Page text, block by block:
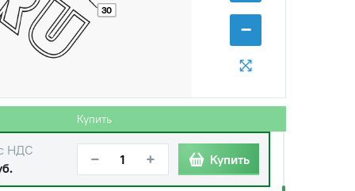
−
30
Купить
НДС
− + Купить